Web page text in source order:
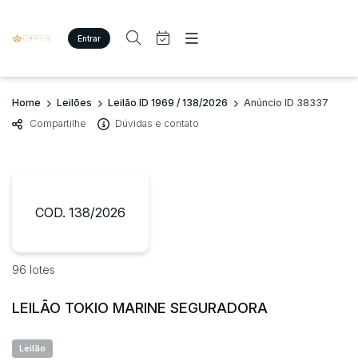
Entrar
Criar conta Entrar
Site
Agenda
Quem Somos
Imóveis
Veículos
Carros
Utilitário
Busca por palavra-chave
Bairro
Judiciais Extrajudiciais
R$
Quem Somos
Home Leilões Leilão ID 1969 / 138/2026
Anúncio ID 38337
Compartilhe
Dúvidas e contato
COD. 138/2026
96 lotes
LEILÃO TOKIO MARINE SEGURADORA
Leilão